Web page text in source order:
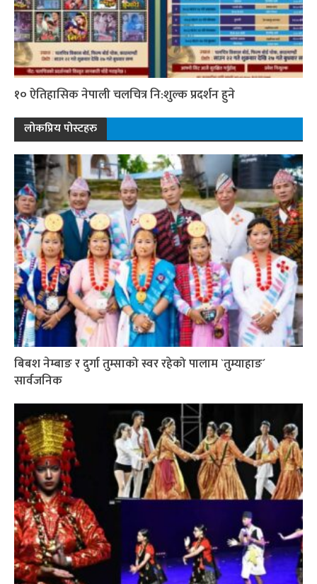
१० ऐतिहासिक नेपाली चलचित्र नि:शुल्क प्रदर्शन हुने
लोकप्रिय पोस्टहरु
बिबश नेम्बाङ र दुर्गा तुम्साको स्वर रहेको पालाम `तुम्याहाङ´
सार्वजनिक